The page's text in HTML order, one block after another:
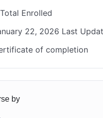
Enrolled
22, 2026 Last
of completion
by